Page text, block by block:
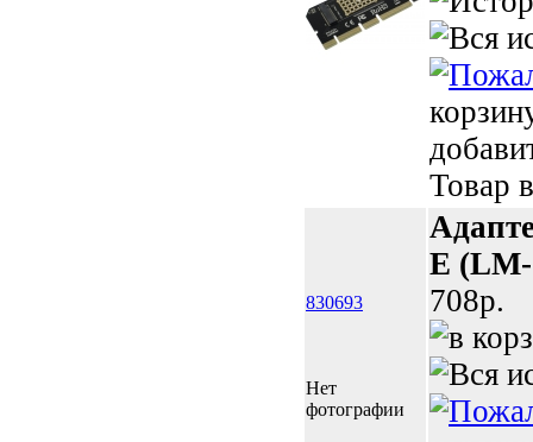
Товар
830693
Нет
фотографии
E
708p.